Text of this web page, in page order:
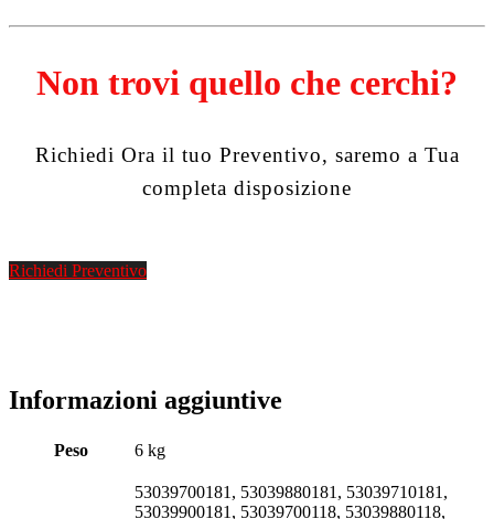
Non trovi quello che cerchi?
Richiedi Ora il tuo Preventivo, saremo a Tua
completa disposizione
Richiedi Preventivo
Informazioni aggiuntive
Peso 6 kg
53039700181, 53039880181, 53039710181,
53039900181, 53039700118, 53039880118,